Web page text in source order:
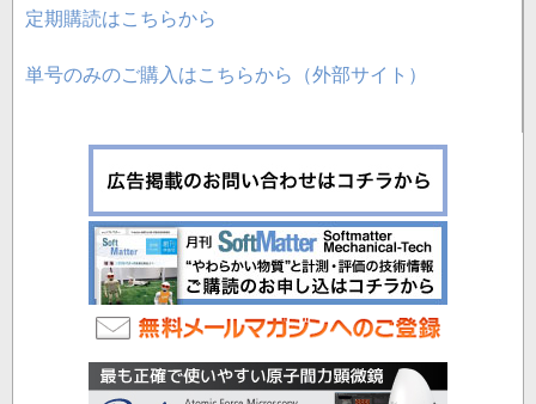
定期購読はこちらから
単号のみのご購入はこちらから（外部サイト）